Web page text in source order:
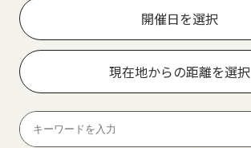
開催日を選択
現在地からの距離を選択